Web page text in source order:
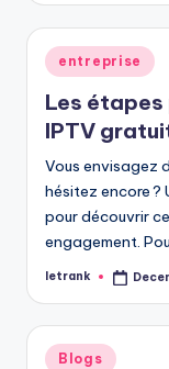
Posted
in
entreprise
Les
IPTV
Vous envisagez
hésitez encore ?
pour découvrir
engagement.
Posted
letrank
Posted
Blogs